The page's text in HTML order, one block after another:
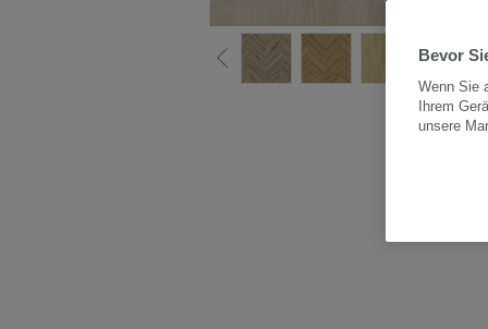
Alle
Bevor
Wenn Sie
Ihrem
unsere